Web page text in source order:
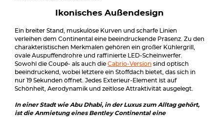
Ikonisches Außendesign
Ein breiter Stand, muskulöse Kurven und scharfe Linien
verleihen dem Continental eine beeindruckende Präsenz. Zu den
charakteristischen Merkmalen gehören ein großer Kühlergrill,
ovale Auspuffendrohre und raffinierte LED-Scheinwerfer.
Sowohl die Coupé- als auch die Cabrio-Version sind optisch
beeindruckend, wobei letztere ein Stoffdach bietet, das sich in
nur 19 Sekunden öffnet. Jedes Exterieur-Element ist auf
Schönheit, Aerodynamik und zeitlose Attraktivität ausgelegt.
In einer Stadt wie Abu Dhabi, in der Luxus zum Alltag gehört,
ist die Anmietung eines Bentley Continental eine